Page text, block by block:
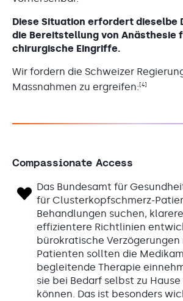
Diese Situation erfordert dieselbe
die Bereitstellung von Anästhesie
chirurgische Eingriffe.
Wir fordern die Schweizer
Massnahmen zu ergreifen:[4]
Compassionate Access
Das Bundesamt für
für Clusterkopfschmerz-
Behandlungen suchen,
effizientere Richtlinien
bürokratische Verzögerungen
Patienten sollten die
begleitende Therapie
sie bei Bedarf selbst zu
können. Das ist besonders